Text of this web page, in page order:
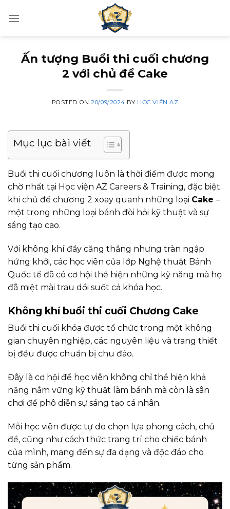
Ấn tượng Buổi thi cuối chương
2 với chủ đề Cake
POSTED ON20/09/2024 BY HỌC VIỆN AZ
Mục lục bài viết
Buổi thi cuối chương luôn là thời điểm được mong
chờ nhất tại Học viện AZ Careers & Training, đặc biệt
khi chủ đề chương 2 xoay quanh những loại Cake –
một trong những loại bánh đòi hỏi kỹ thuật và sự
sáng tạo cao.
Với không khí đầy căng thẳng nhưng tràn ngập
hứng khởi, các học viên của lớp Nghệ thuật Bánh
Quốc tế đã có cơ hội thể hiện những kỹ năng mà họ
đã miệt mài trau dồi suốt cả khóa học.
Không khí buổi thi cuối Chương Cake
Buổi thi cuối khóa được tổ chức trong một không
gian chuyên nghiệp, các nguyên liệu và trang thiết
bị đều được chuẩn bị chu đáo.
Đây là cơ hội để học viên không chỉ thể hiện khả
năng nắm vững kỹ thuật làm bánh mà còn là sân
chơi để phô diễn sự sáng tạo cá nhân.
Mỗi học viên được tự do chọn lựa phong cách, chủ
đề, cũng như cách thức trang trí cho chiếc bánh
của mình, mang đến sự đa dạng và độc đáo cho
từng sản phẩm.